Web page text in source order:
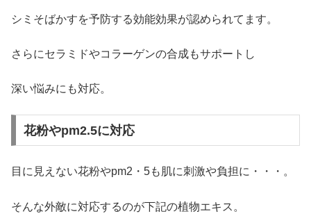
シミそばかすを予防する効能効果が認められてます。
さらにセラミドやコラーゲンの合成もサポートし
深い悩みにも対応。
花粉やpm2.5に対応
目に見えない花粉やpm2・5も肌に刺激や負担に・・・。
そんな外敵に対応するのが下記の植物エキス。